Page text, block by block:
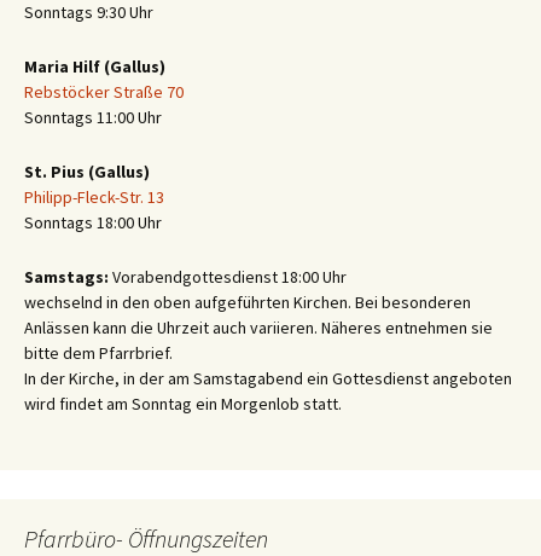
Sonntags 9:30 Uhr
Maria Hilf (Gallus)
Rebstöcker Straße 70
Sonntags 11:00 Uhr
St. Pius (Gallus)
Philipp-Fleck-Str. 13
Sonntags 18:00 Uhr
Samstags: Vorabendgottesdienst 18:00 Uhr
wechselnd in den oben aufgeführten Kirchen. Bei besonderen
Anlässen kann die Uhrzeit auch variieren. Näheres entnehmen sie
bitte dem Pfarrbrief.
In der Kirche, in der am Samstagabend ein Gottesdienst angeboten
wird findet am Sonntag ein Morgenlob statt.
Pfarrbüro- Öffnungszeiten